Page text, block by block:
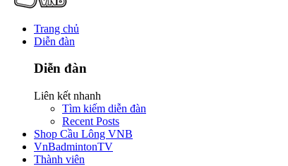
Trang chủ
Diễn đàn
Diễn đàn
Liên kết nhanh
Tìm kiếm diễn đàn
Recent Posts
Shop Cầu Lông VNB
VnBadmintonTV
Thành viên